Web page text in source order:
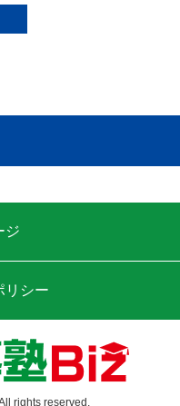
ジ
リシー
rights reserved.